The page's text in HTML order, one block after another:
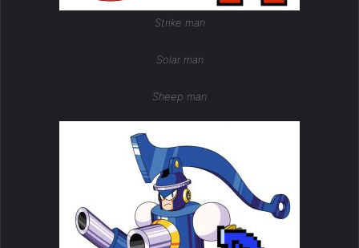
Strike man
Solar man
Sheep man